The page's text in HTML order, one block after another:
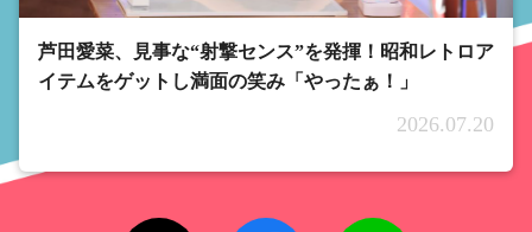
芦田愛菜、見事な“射撃センス”を発揮！昭和レトロア
イテムをゲットし満面の笑み「やったぁ！」
2026.07.20